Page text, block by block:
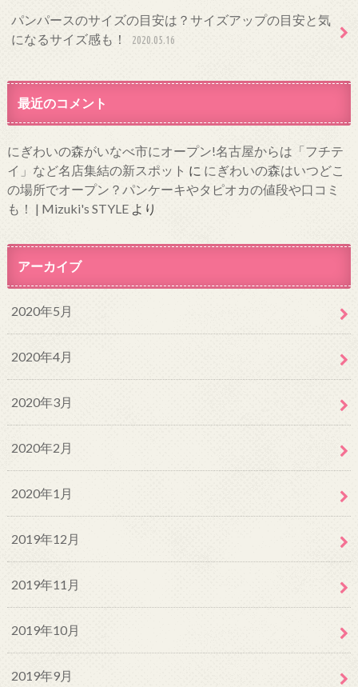
パンパースのサイズの目安は？サイズアップの目安と気
になるサイズ感も！
2020.05.16
最近のコメント
にぎわいの森がいなべ市にオープン!名古屋からは「フチテ
イ」など名店集結の新スポット に にぎわいの森はいつどこ
の場所でオープン？パンケーキやタピオカの値段や口コミ
も！ | Mizuki's STYLEより
アーカイブ
2020年5月
2020年4月
2020年3月
2020年2月
2020年1月
2019年12月
2019年11月
2019年10月
2019年9月